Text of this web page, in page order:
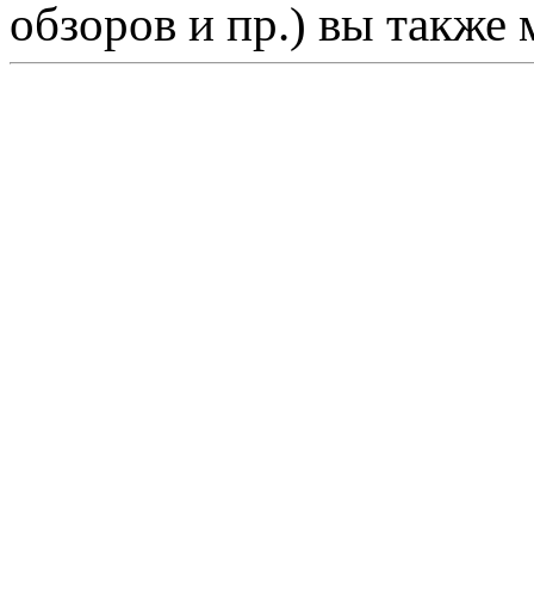
обзоров и пр.) вы также